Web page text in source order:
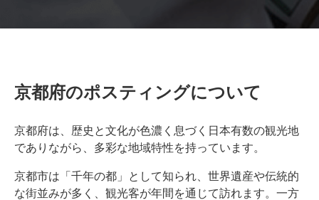
京都府のポスティングについて
京都府は、歴史と文化が色濃く息づく日本有数の観光地
でありながら、多彩な地域特性を持っています。
京都市は「千年の都」として知られ、世界遺産や伝統的
な街並みが多く、観光客が年間を通じて訪れます。一方